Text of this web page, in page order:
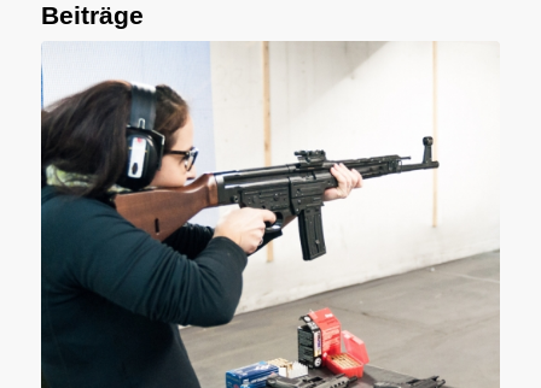
Beiträge